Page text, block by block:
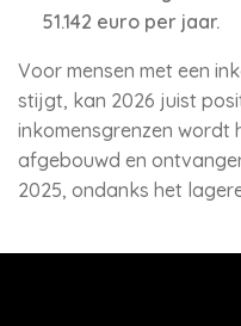
51.142 euro per jaar.
Voor mensen met een
stijgt, kan 2026 juist
inkomensgrenzen wordt
afgebouwd en
2025, ondanks het